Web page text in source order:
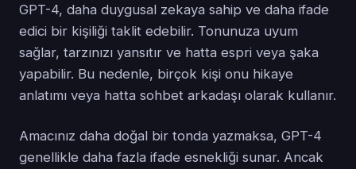
GPT-4, daha duygusal zekaya sahip ve daha ifade
edici bir kişiliği taklit edebilir. Tonunuza uyum
sağlar, tarzınızı yansıtır ve hatta espri veya şaka
yapabilir. Bu nedenle, birçok kişi onu hikaye
anlatımı veya hatta sohbet arkadaşı olarak kullanır.
Amacınız daha doğal bir tonda yazmaksa, GPT-4
genellikle daha fazla ifade esnekliği sunar. Ancak